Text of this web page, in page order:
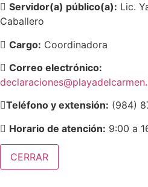
Servidor(a) público(a): Lic.
Caballero
Cargo: Coordinadora
Correo electrónico:
Teléfono y extensión: (984)
Horario de atención: 9:00 a
CERRAR